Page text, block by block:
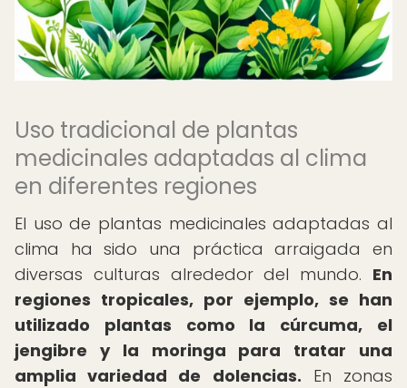
Uso tradicional de plantas
medicinales adaptadas al clima
en diferentes regiones
El uso de plantas medicinales adaptadas al
clima ha sido una práctica arraigada en
diversas culturas alrededor del mundo. En
regiones tropicales, por ejemplo, se han
utilizado plantas como la cúrcuma, el
jengibre y la moringa para tratar una
amplia variedad de dolencias. En zonas